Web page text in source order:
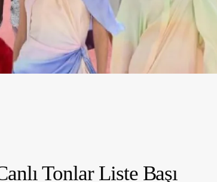
Tonlar Liste Başı